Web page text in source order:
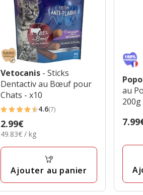
Vetocanis - Sticks
Dentactiv au Bœuf pour
Chats - x10
4.6
étoiles
avec
7
4.6(7)
Prix
2.99€
2.99€
49.83€
Kg
49.83€ / kg
Ajouter au panier
au
200g
Prix